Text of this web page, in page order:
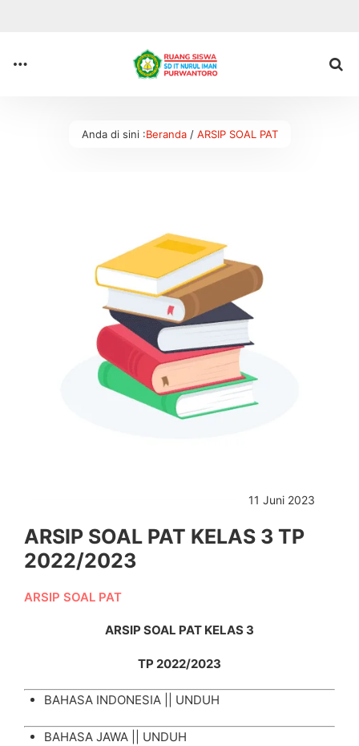
Anda di sini :Beranda/ ARSIP SOAL PAT
11 Juni 2023
ARSIP SOAL PAT KELAS 3 TP
2022/2023
ARSIP SOAL PAT
ARSIP SOAL PAT KELAS 3
TP 2022/2023
BAHASA INDONESIA || UNDUH
BAHASA JAWA || UNDUH